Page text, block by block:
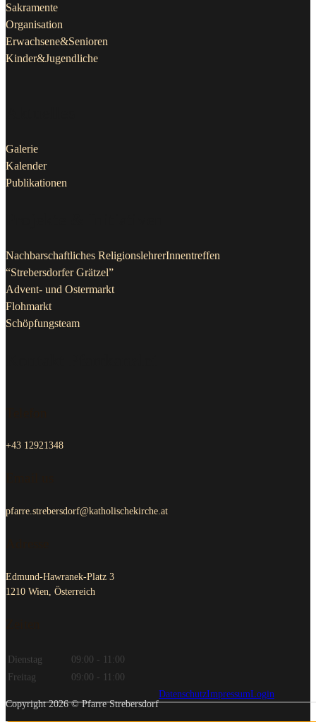
Sakramente
Organisation
Erwachsene&Senioren
Kinder&Jugendliche
Galerie
Kalender
Publikationen
Nachbarschaftliches ReligionslehrerInnentreffen
“Strebersdorfer Grätzel”
Advent- und Ostermarkt
Flohmarkt
Schöpfungsteam
+43 12921348
pfarre.strebersdorf@katholischekirche.at
Edmund-Hawranek-Platz 3
1210 Wien, Österreich
Dienstag
09:00 - 11:00
Freitag
09:00 - 11:00
Copyright 2026 © Pfarre Strebersdorf
DatenschutzImpressumLogin